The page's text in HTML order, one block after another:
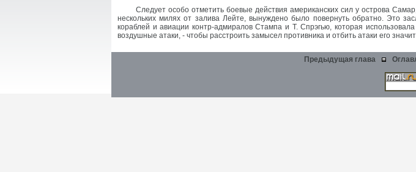
Следует особо отметить боевые действия американских сил у острова
нескольких милях от залива Лейте, вынуждено было повернуть обратно. Это
кораблей и авиации контр-адмиралов Стампа и Т. Спрэгью, которая
воздушные атаки, - чтобы расстроить замысел противника и отбить атаки его
Предыдущая глава